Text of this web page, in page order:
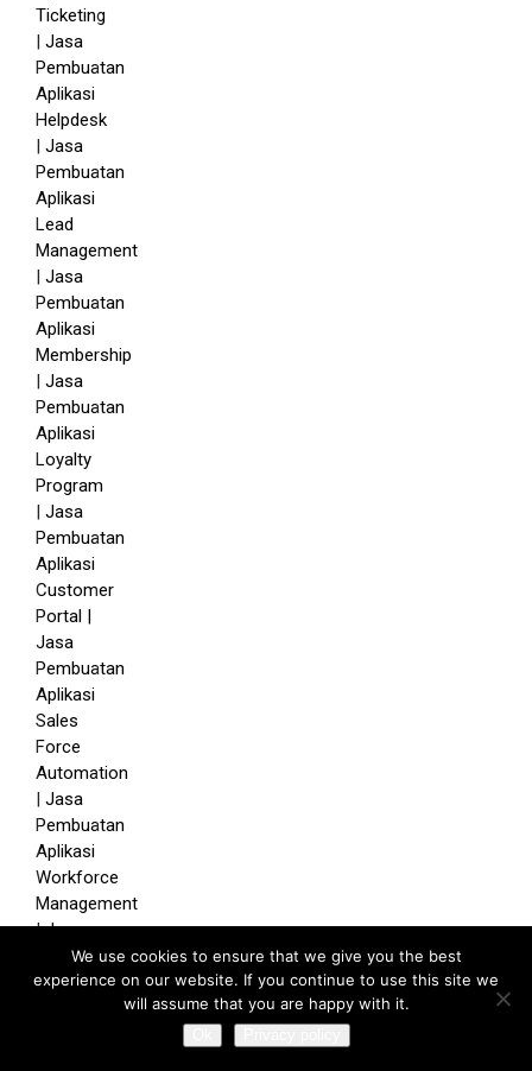
We use cookies to ensure that we give you the best
experience on our website. If you continue to use this site we
will assume that you are happy with it.